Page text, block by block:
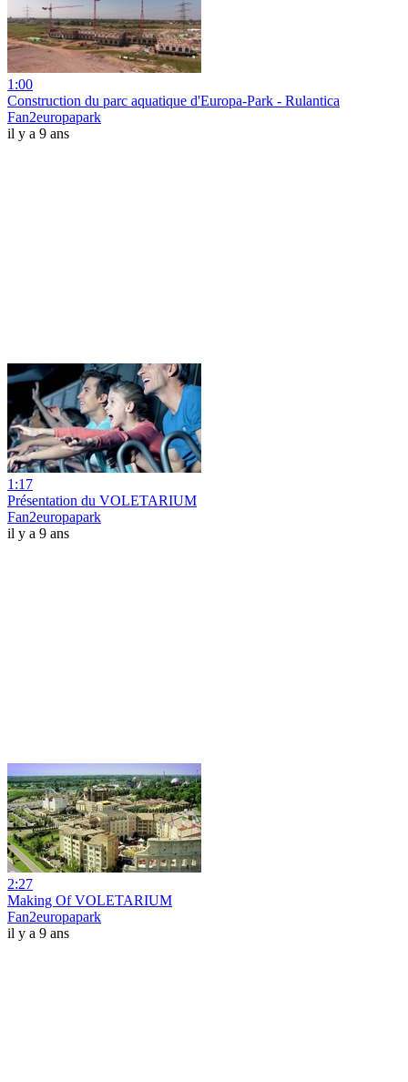
1:00
Construction du parc aquatique d'Europa-Park - Rulantica
Fan2europapark
il y a 9 ans
1:17
Présentation du VOLETARIUM
Fan2europapark
il y a 9 ans
2:27
Making Of VOLETARIUM
Fan2europapark
il y a 9 ans